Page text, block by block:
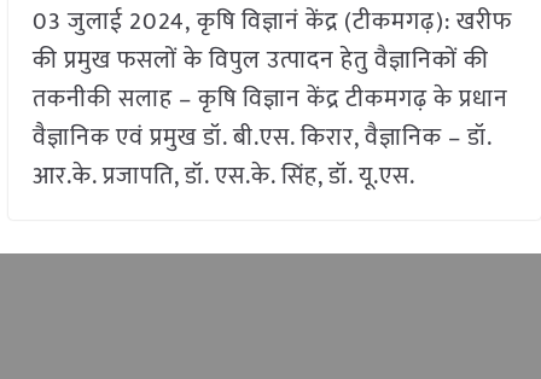
03 जुलाई 2024, कृषि विज्ञानं केंद्र (टीकमगढ़): खरीफ
की प्रमुख फसलों के विपुल उत्पादन हेतु वैज्ञानिकों की
तकनीकी सलाह – कृषि विज्ञान केंद्र टीकमगढ़ के प्रधान
वैज्ञानिक एवं प्रमुख डॉ. बी.एस. किरार, वैज्ञानिक – डॉ.
आर.के. प्रजापति, डॉ. एस.के. सिंह, डॉ. यू.एस.